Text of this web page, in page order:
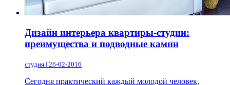
Дизайн интерьера квартиры-студии:
преимущества и подводные камни
студия | 26-02-2016
Сегодня практический каждый молодой человек,